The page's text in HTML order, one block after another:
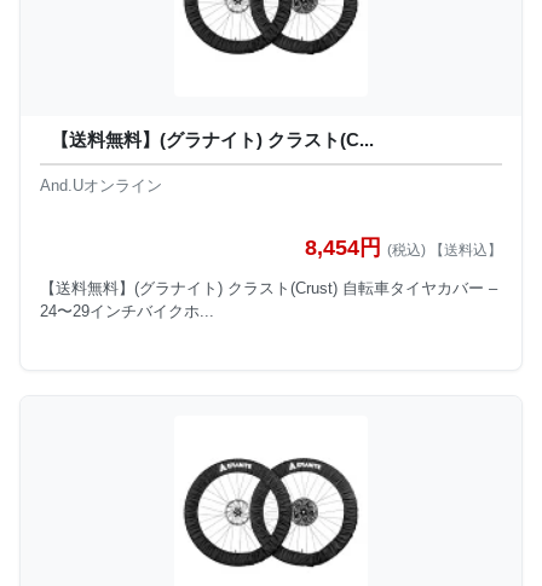
【送料無料】(グラナイト) クラスト(C...
And.Uオンライン
8,454円 (税込) 【送料込】
【送料無料】(グラナイト) クラスト(Crust) 自転車タイヤカバー –
24〜29インチバイクホ...